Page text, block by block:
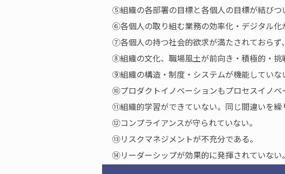
⑤組織の各部署の目標と各個人の目標が結びつ
⑥各個人の取り組む業務の効率化・デジタル化
⑦各個人の持つ社会的欲求が満たされておらず
⑧組織の文化、職場風土が前向き・積極的・挑
⑨組織の構造・制度・システムが機能していな
⑩プロダクトイノベーションもプロセスイノベ
⑪組織的学習ができていない。同じ間違いを繰
⑫コンプライアンスが守られていない。
⑬リスクマネジメントが不充分である。
⑭リーダーシップが効果的に発揮されていない。